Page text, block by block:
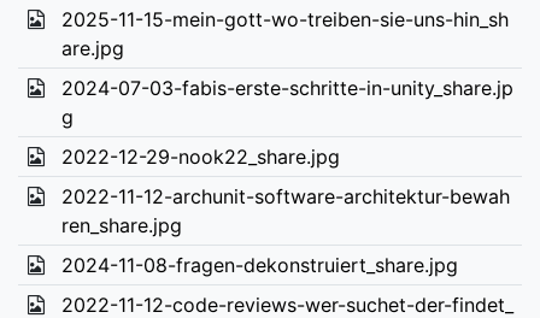
2025-11-15-mein-gott-wo-treiben-sie-uns-hin_sh
are.jpg
2024-07-03-fabis-erste-schritte-in-unity_share.jp
g
2022-12-29-nook22_share.jpg
2022-11-12-archunit-software-architektur-bewah
ren_share.jpg
2024-11-08-fragen-dekonstruiert_share.jpg
2022-11-12-code-reviews-wer-suchet-der-findet_